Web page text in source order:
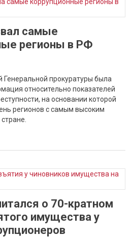
самые
регионы в РФ
Генеральной прокуратуры была
относительно показателей
на основании которой
регионов с самым высоким
о 70-кратном
имущества у